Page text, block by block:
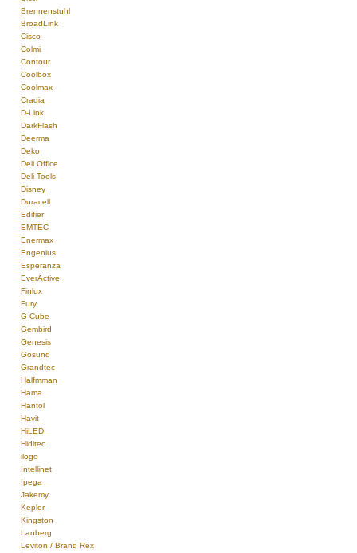
Brennenstuhl
BroadLink
Cisco
Colmi
Contour
Coolbox
Coolmax
Cradia
D-Link
DarkFlash
Deerma
Deko
Deli Office
Deli Tools
Disney
Duracell
Edifier
EMTEC
Enermax
Engenius
Esperanza
EverActive
Finlux
Fury
G-Cube
Gembird
Genesis
Gosund
Grandtec
Halfmman
Hama
Hantol
Havit
HiLED
Hiditec
ilogo
Intellinet
Ipega
Jakemy
Kepler
Kingston
Lanberg
Leviton / Brand Rex